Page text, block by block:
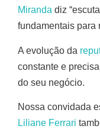
Miranda diz
fundamentais para
A evolução da
constante e
do seu negócio.
Nossa convidada
Liliane Ferrari